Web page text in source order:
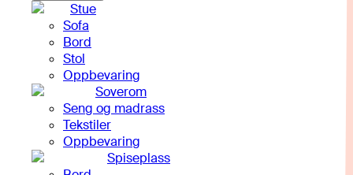
Stue
Sofa
Bord
Stol
Oppbevaring
Soverom
Seng og madrass
Tekstiler
Oppbevaring
Spiseplass